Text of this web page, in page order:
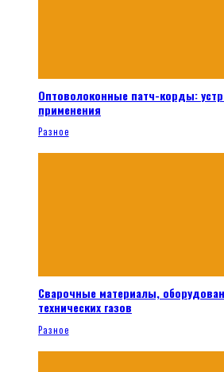
Оптоволоконные патч-корды:
применения
Разное
Сварочные материалы,
технических газов
Разное